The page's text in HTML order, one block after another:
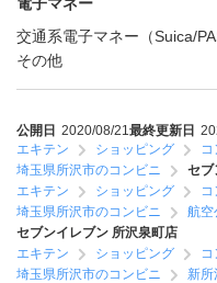
交通系電子マネー（Suica/
その他
公開日 2020/08/21最終更新日
エキテン
ショッピング コ
埼玉県所沢市のコンビニ
セブ
エキテン
ショッピング コ
埼玉県所沢市のコンビニ
航空
セブンイレブン 所沢泉町店
エキテン
ショッピング コ
埼玉県所沢市のコンビニ
新所